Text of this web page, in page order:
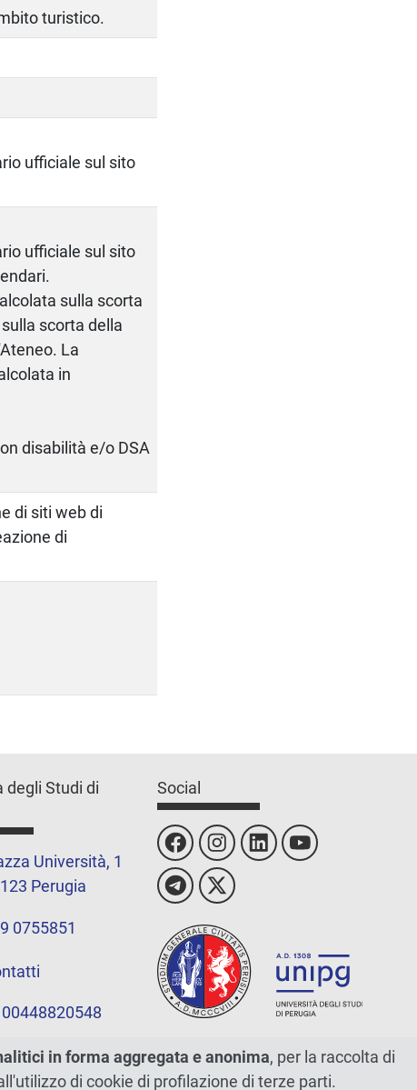
turistico.
ufficiale sul sito
ufficiale sul sito
sulla scorta
scorta della
La
in
disabilità e/o DSA
di siti web di
di
degli Studi di
Università, 1
Perugia
0755851
00448820548
Social
in forma aggregata e anonima, per la raccolta di
di cookie di profilazione di terze parti.